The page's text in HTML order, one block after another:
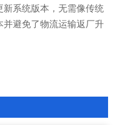
系统版本，无需像传统
避免了物流运输返厂升